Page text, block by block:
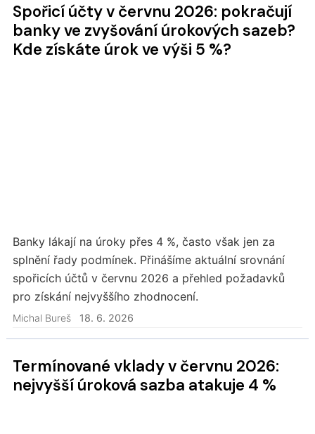
Spořicí účty v červnu 2026: pokračují
banky ve zvyšování úrokových sazeb?
Kde získáte úrok ve výši 5 %?
Banky lákají na úroky přes 4 %, často však jen za
splnění řady podmínek. Přinášíme aktuální srovnání
spořicích účtů v červnu 2026 a přehled požadavků
pro získání nejvyššího zhodnocení.
Michal Bureš 18. 6. 2026
Termínované vklady v červnu 2026:
nejvyšší úroková sazba atakuje 4 %